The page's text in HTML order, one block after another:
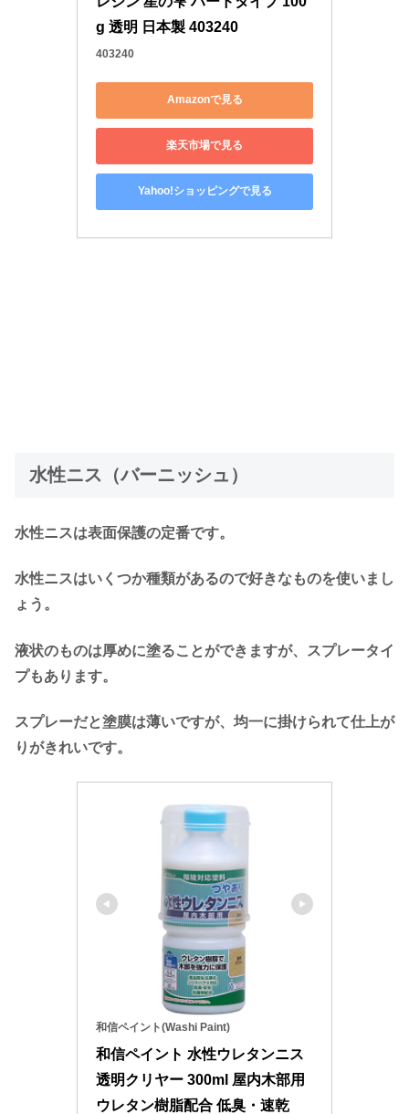
g 透明 日本製 403240
403240
Amazonで見る
楽天市場で見る
Yahoo!ショッピングで見る
水性ニス（バーニッシュ）
水性ニスは表面保護の定番です。
水性ニスはいくつか種類があるので好きなものを使いまし
ょう。
液状のものは厚めに塗ることができますが、スプレータイ
プもあります。
スプレーだと塗膜は薄いですが、均一に掛けられて仕上が
りがきれいです。
和信ペイント(Washi Paint)
和信ペイント 水性ウレタンニス
透明クリヤー 300ml 屋内木部用
ウレタン樹脂配合 低臭・速乾